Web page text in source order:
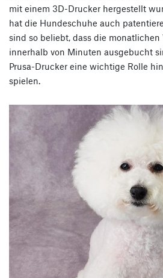
mit einem 3D-Drucker hergestellt
hat die Hundeschuhe auch
sind so beliebt, dass die monatlichen
innerhalb von Minuten ausgebucht
Prusa-Drucker eine wichtige Rolle
spielen.